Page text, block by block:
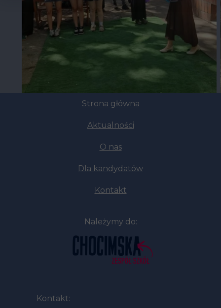
Strona główna
Aktualności
O nas
Dla kandydatów
Kontakt
Należymy do:
Kontakt: